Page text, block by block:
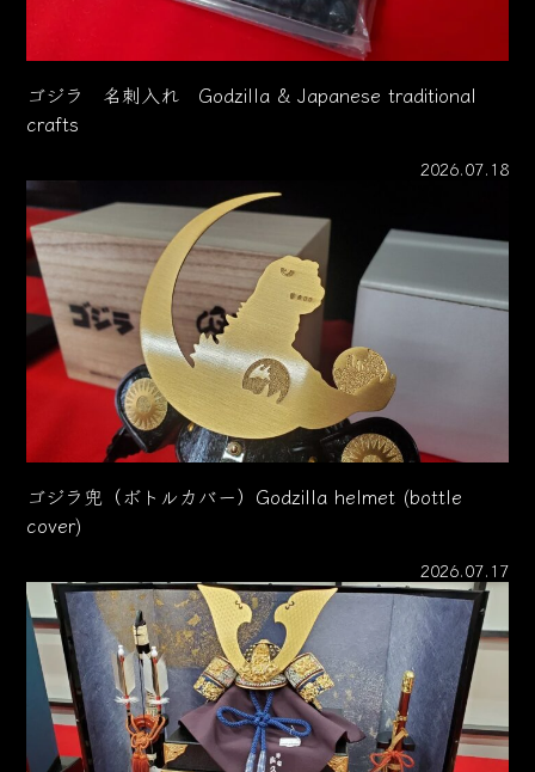
ゴジラ 名刺入れ Godzilla & Japanese traditional
crafts
2026.07.18
ゴジラ兜（ボトルカバー）Godzilla helmet (bottle
cover)
2026.07.17